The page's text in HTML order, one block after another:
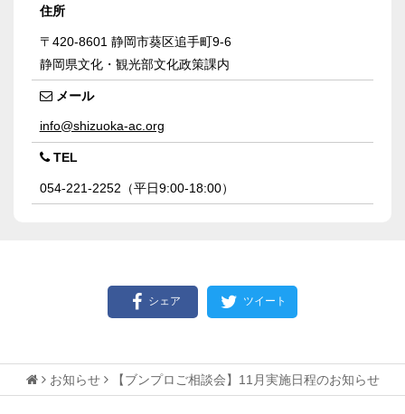
住所
〒420-8601 静岡市葵区追手町9-6
静岡県文化・観光部文化政策課内
メール
info@shizuoka-ac.org
TEL
054-221-2252（平日9:00-18:00）
シェア ツイート
お知らせ 【ブンプロご相談会】11月実施日程のお知らせ